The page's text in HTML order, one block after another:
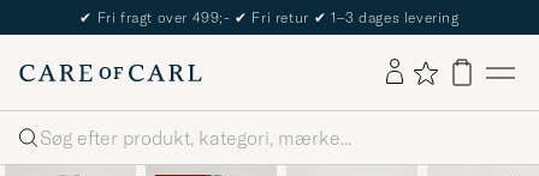
The Care of Carl Passport
Søg